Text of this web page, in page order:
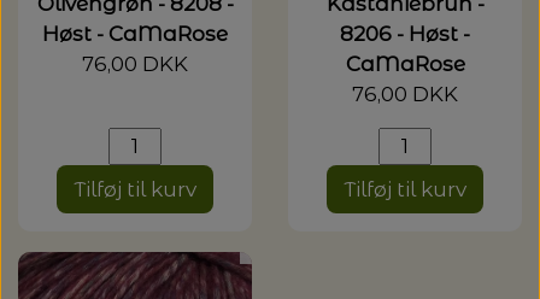
Høst - CaMaRose
76,00 DKK
Tilføj til kurv
8206 - Høst -
CaMaRose
76,00 DKK
Tilføj til kurv